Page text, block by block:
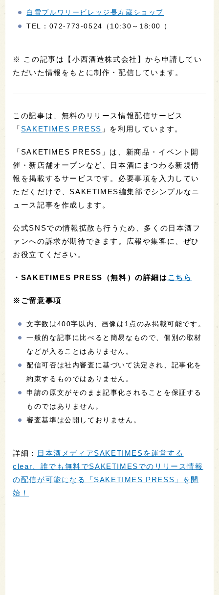
白雪ブルワリービレッジ長寿蔵ショップ
TEL：072-773-0524（10:30～18:00 ）
※ この記事は【小西酒造株式会社】から申請してい
ただいた情報をもとに制作・配信しています。
この記事は、無料のリリース情報配信サービス
「 SAKETIMES PRESS 」を利用しています。
「SAKETIMES PRESS」は、新商品・イベント開
催・新店舗オープンなど、日本酒にまつわる新規情
報を掲載するサービスです。必要事項を入力してい
ただくだけで、SAKETIMES編集部でシンプルなニ
ュース記事を作成します。
公式SNSでの情報拡散も行うため、多くの日本酒フ
ァンへの訴求が期待できます。広報や集客に、ぜひ
お役立てください。
・ SAKETIMES PRESS（無料）の詳細はこちら
※ご留意事項
文字数は400字以内、画像は1点のみ掲載可能です。
一般的な記事に比べると簡易なもので、個別の取材
などが入ることはありません。
配信可否は社内審査に基づいて決定され、記事化を
約束するものではありません。
申請の原文がそのまま記事化されることを保証する
ものではありません。
審査基準は公開しておりません。
詳細：
日本酒メディアSAKETIMESを運営する
clear、誰でも無料でSAKETIMESでのリリース情報
の配信が可能になる「SAKETIMES PRESS」を開
始！